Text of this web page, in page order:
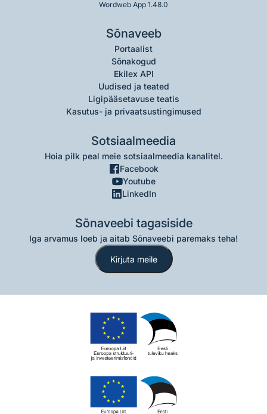
Wordweb App 1.48.0
Sõnaveeb
Portaalist
Sõnakogud
Ekilex API
Uudised ja teated
Ligipääsetavuse teatis
Kasutus- ja privaatsustingimused
Sotsiaalmeedia
Hoia pilk peal meie sotsiaalmeedia kanalitel.
Facebook
Youtube
LinkedIn
Sõnaveebi tagasiside
Iga arvamus loeb ja aitab Sõnaveebi paremaks teha!
Kirjuta meile